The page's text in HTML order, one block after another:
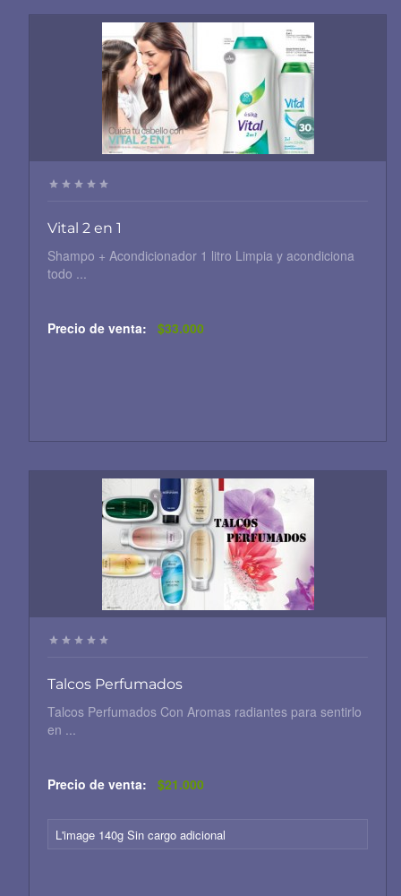
Vital 2 en 1
Shampo + Acondicionador 1 litro Limpia y acondiciona
todo ...
Precio de venta: $33.000
Talcos Perfumados
Talcos Perfumados Con Aromas radiantes para sentirlo
en ...
Precio de venta: $21.000
L'image 140g Sin cargo adicional